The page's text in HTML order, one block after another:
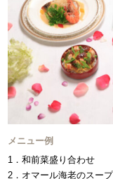
メニュー例
1．和前菜盛り合わせ
2．オマール海老のスープ